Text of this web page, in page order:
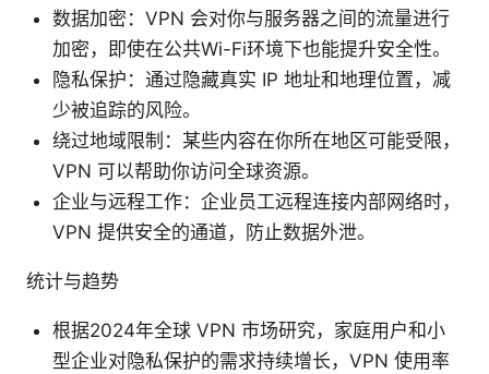
数据加密：VPN 会对你与服务器之间的流量进行
加密，即使在公共Wi-Fi环境下也能提升安全性。
隐私保护：通过隐藏真实 IP 地址和地理位置，减
少被追踪的风险。
绕过地域限制：某些内容在你所在地区可能受限，
VPN 可以帮助你访问全球资源。
企业与远程工作：企业员工远程连接内部网络时，
VPN 提供安全的通道，防止数据外泄。
统计与趋势
根据2024年全球 VPN 市场研究，家庭用户和小
型企业对隐私保护的需求持续增长，VPN 使用率